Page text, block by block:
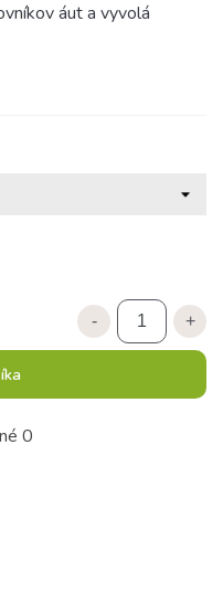
áut a vyvolá
- +
0